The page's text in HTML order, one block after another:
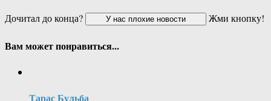
Дочитал до конца?
Жми кнопку!
Вам может понравиться...
Тарас Бульба